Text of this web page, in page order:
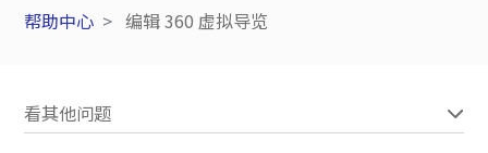
帮助中心 编辑 360 虚拟导览
看其他问题